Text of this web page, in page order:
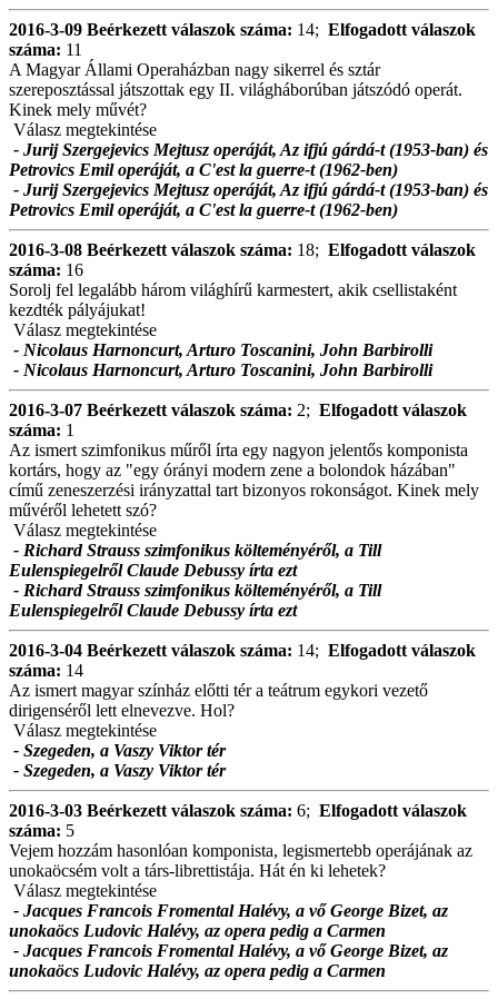
2016-3-09 Beérkezett válaszok száma: 14; Elfogadott válaszok
száma: 11
A Magyar Állami Operaházban nagy sikerrel és sztár
szereposztással játszottak egy II. világháborúban játszódó operát.
Kinek mely művét?
Válasz megtekintése
- Jurij Szergejevics Mejtusz operáját, Az ifjú gárdá-t (1953-ban) és
Petrovics Emil operáját, a C'est la guerre-t (1962-ben)
- Jurij Szergejevics Mejtusz operáját, Az ifjú gárdá-t (1953-ban) és
Petrovics Emil operáját, a C'est la guerre-t (1962-ben)
2016-3-08 Beérkezett válaszok száma: 18; Elfogadott válaszok
száma: 16
Sorolj fel legalább három világhírű karmestert, akik csellistaként
kezdték pályájukat!
Válasz megtekintése
- Nicolaus Harnoncurt, Arturo Toscanini, John Barbirolli
- Nicolaus Harnoncurt, Arturo Toscanini, John Barbirolli
2016-3-07 Beérkezett válaszok száma: 2; Elfogadott válaszok
száma: 1
Az ismert szimfonikus műről írta egy nagyon jelentős komponista
kortárs, hogy az "egy órányi modern zene a bolondok házában"
című zeneszerzési irányzattal tart bizonyos rokonságot. Kinek mely
művéről lehetett szó?
Válasz megtekintése
- Richard Strauss szimfonikus költeményéről, a Till
Eulenspiegelről Claude Debussy írta ezt
- Richard Strauss szimfonikus költeményéről, a Till
Eulenspiegelről Claude Debussy írta ezt
2016-3-04 Beérkezett válaszok száma: 14; Elfogadott válaszok
száma: 14
Az ismert magyar színház előtti tér a teátrum egykori vezető
dirigenséről lett elnevezve. Hol?
Válasz megtekintése
- Szegeden, a Vaszy Viktor tér
- Szegeden, a Vaszy Viktor tér
2016-3-03 Beérkezett válaszok száma: 6; Elfogadott válaszok
száma: 5
Vejem hozzám hasonlóan komponista, legismertebb operájának az
unokaöcsém volt a társ-librettistája. Hát én ki lehetek?
Válasz megtekintése
- Jacques Francois Fromental Halévy, a vő George Bizet, az
unokaöcs Ludovic Halévy, az opera pedig a Carmen
- Jacques Francois Fromental Halévy, a vő George Bizet, az
unokaöcs Ludovic Halévy, az opera pedig a Carmen